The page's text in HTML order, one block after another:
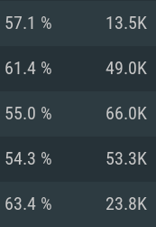
Carte
drivers: Nvidia
570 et plus.
Connection:
ne sont pas
Mémoire: 8 GB
Carte
support de Metal
Connection:
Carte
drivers (moins
(Radeon RX
57.1 % 13.5K
61.4 % 49.0K
55.0 % 66.0K
54.3 % 53.3K
63.4 % 23.8K